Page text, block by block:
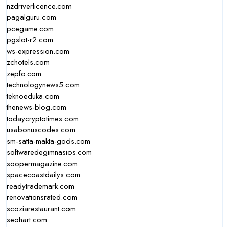
nzdriverlicence.com
pagalguru.com
pcegame.com
pgslot-r2.com
ws-expression.com
zchotels.com
zepfo.com
technologynews5.com
teknoeduka.com
thenews-blog.com
todaycryptotimes.com
usabonuscodes.com
sm-satta-makta-gods.com
softwaredegimnasios.com
soopermagazine.com
spacecoastdailys.com
readytrademark.com
renovationsrated.com
scoziarestaurant.com
seohart.com